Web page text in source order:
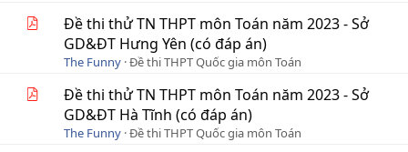
Đề thi thử TN THPT môn Toán năm 2023 - Sở
GD&ĐT Hưng Yên (có đáp án)
The Funny Đề thi THPT Quốc gia môn Toán
Đề thi thử TN THPT môn Toán năm 2023 - Sở
GD&ĐT Hà Tĩnh (có đáp án)
The Funny Đề thi THPT Quốc gia môn Toán